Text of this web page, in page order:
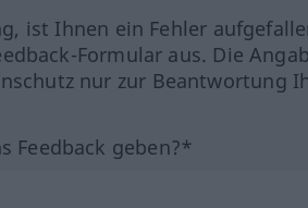
ist Ihnen ein Fehler
Formular aus. Die
nur zur Beantwortung
Feedback geben?*